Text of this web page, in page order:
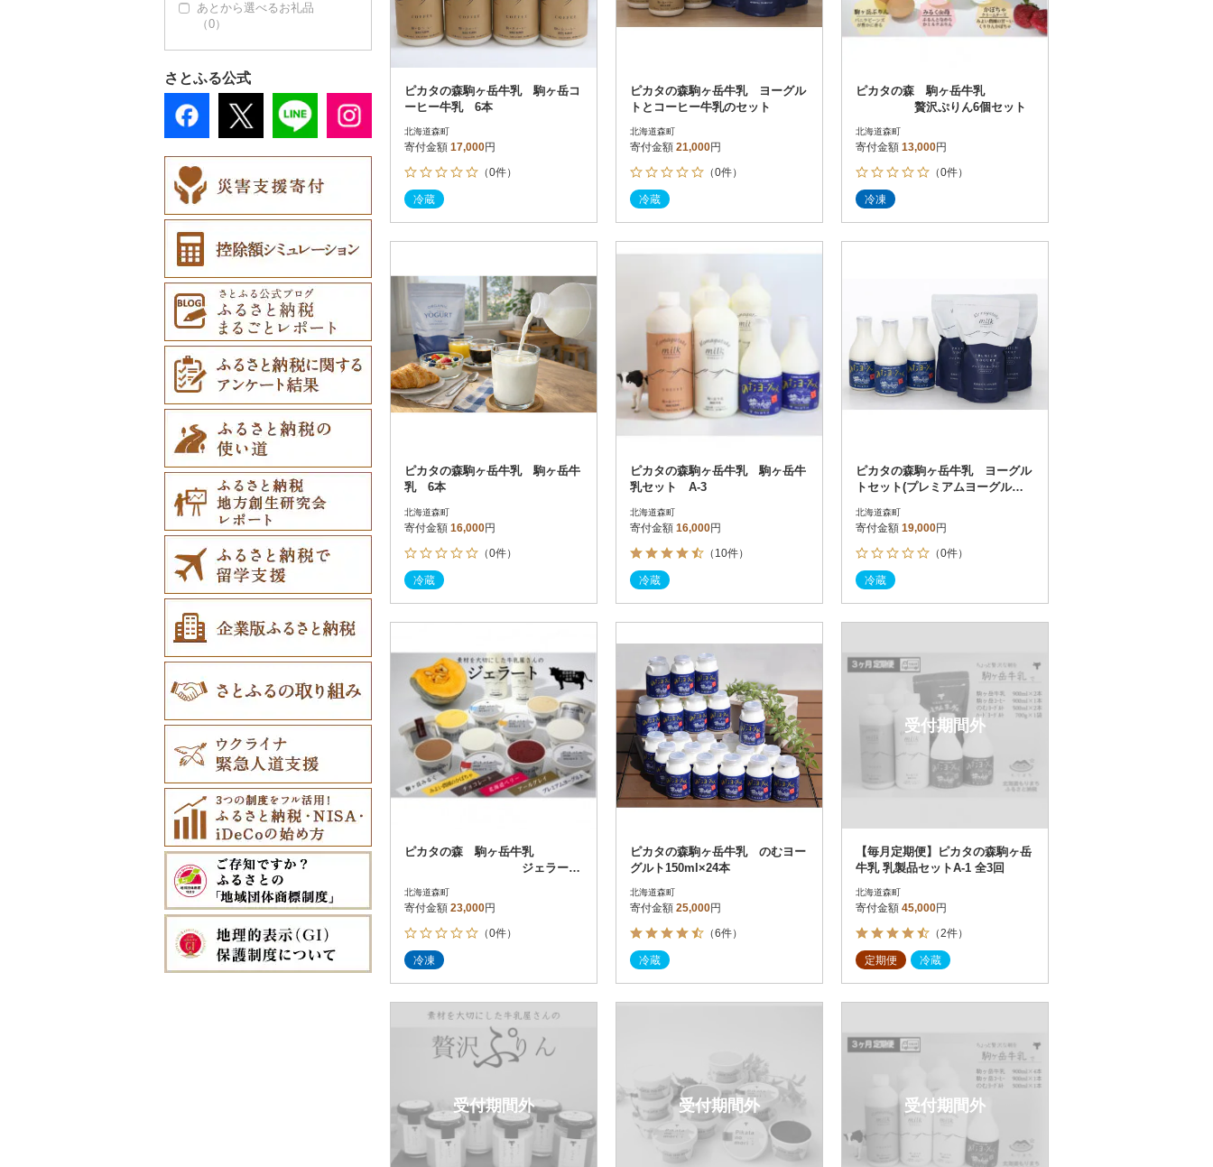
あとから選べるお礼品
（0）
さとふる公式
ピカタの森駒ヶ岳牛乳 駒ヶ岳コ
ーヒー牛乳 6本
北海道森町
寄付金額 17,000円
（0件）
冷蔵
ピカタの森駒ヶ岳牛乳 ヨーグル
トとコーヒー牛乳のセット
北海道森町
寄付金額 21,000円
（0件）
冷蔵
ピカタの森 駒ヶ岳牛乳
贅沢ぷりん6個セット
北海道森町
寄付金額 13,000円
（0件）
冷凍
ピカタの森駒ヶ岳牛乳 駒ヶ岳牛
乳 6本
北海道森町
寄付金額 16,000円
（0件）
冷蔵
ピカタの森駒ヶ岳牛乳 駒ヶ岳牛
乳セット A-3
北海道森町
寄付金額 16,000円
（10件）
冷蔵
ピカタの森駒ヶ岳牛乳 ヨーグル
トセット(プレミアムヨーグルト3
北海道森町
寄付金額 19,000円
（0件）
冷蔵
ピカタの森 駒ヶ岳牛乳
ジェラート
北海道森町
寄付金額 23,000円
（0件）
冷凍
ピカタの森駒ヶ岳牛乳 のむヨー
グルト150ml×24本
北海道森町
寄付金額 25,000円
（6件）
冷蔵
受付期間外
【毎月定期便】ピカタの森駒ヶ岳
牛乳 乳製品セットA-1 全3回
北海道森町
寄付金額 45,000円
（2件）
定期便 冷蔵
受付期間外 受付期間外 受付期間外